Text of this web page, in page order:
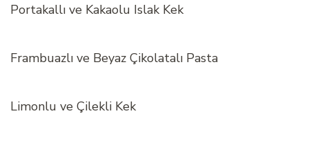
Portakallı ve Kakaolu Islak Kek
Frambuazlı ve Beyaz Çikolatalı Pasta
Limonlu ve Çilekli Kek